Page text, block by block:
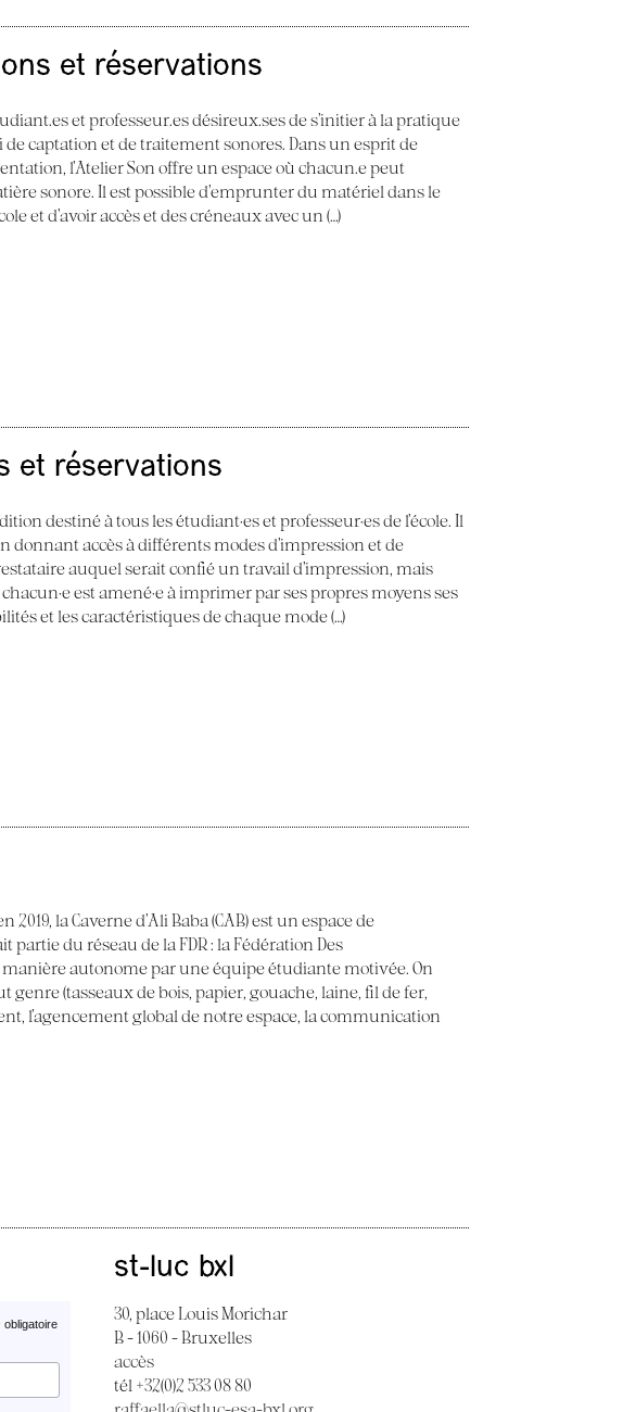
et réservations
et professeur.es désireux.ses de s’initier à la pratique
captation et de traitement sonores. Dans un esprit de
l’Atelier Son offre un espace où chacun.e peut
sonore. Il est possible d’emprunter du matériel dans le
et d’avoir accès et des créneaux avec un (…)
et réservations
destiné à tous les étudiant·es et professeur·es de l’école. Il
donnant accès à différents modes d’impression et de
auquel serait confié un travail d’impression, mais
est amené·e à imprimer par ses propres moyens ses
et les caractéristiques de chaque mode (…)
la Caverne d’Ali Baba (CAB) est un espace de
partie du réseau de la FDR : la Fédération Des
manière autonome par une équipe étudiante motivée. On
(tasseaux de bois, papier, gouache, laine, fil de fer,
l’agencement global de notre espace, la communication
obligatoire
st-luc bxl
30, place Louis Morichar
B - 1060 - Bruxelles
accès
tél +32(0)2 533 08 80